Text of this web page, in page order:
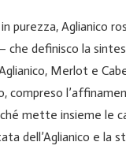
purezza, Aglianico
definisco la
Merlot e
compreso
mette insieme le
dell’Aglianico e la